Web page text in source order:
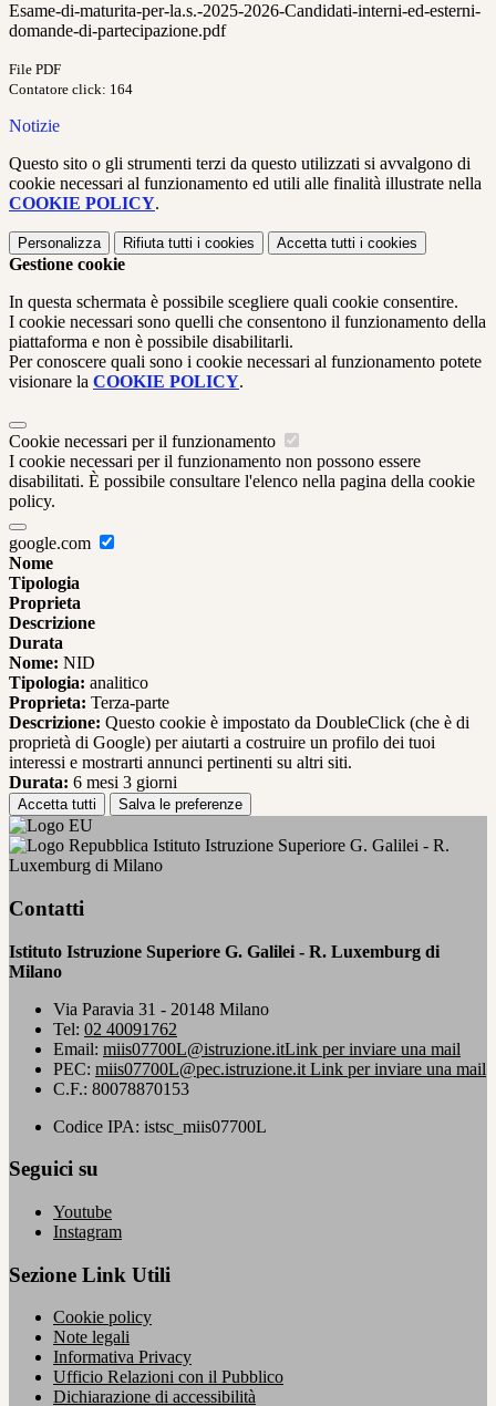
Esame-di-maturita-per-la.s.-2025-2026-Candidati-interni-ed-esterni-
domande-di-partecipazione.pdf
File PDF
Contatore click: 164
Notizie
Questo sito o gli strumenti terzi da questo utilizzati si avvalgono di
cookie necessari al funzionamento ed utili alle finalità illustrate nella
COOKIE POLICY.
Personalizza Rifiuta tutti i cookies Accetta tutti i cookies
Gestione cookie
In questa schermata è possibile scegliere quali cookie consentire.
I cookie necessari sono quelli che consentono il funzionamento della
piattaforma e non è possibile disabilitarli.
Per conoscere quali sono i cookie necessari al funzionamento potete
visionare la COOKIE POLICY.
Cookie necessari per il funzionamento
I cookie necessari per il funzionamento non possono essere
disabilitati. È possibile consultare l'elenco nella pagina della cookie
policy.
google.com
Nome
Tipologia
Proprieta
Descrizione
Durata
Nome: NID
Tipologia: analitico
Proprieta: Terza-parte
Descrizione: Questo cookie è impostato da DoubleClick (che è di
proprietà di Google) per aiutarti a costruire un profilo dei tuoi
interessi e mostrarti annunci pertinenti su altri siti.
Durata: 6 mesi 3 giorni
Accetta tutti Salva le preferenze
Istituto Istruzione Superiore G. Galilei - R.
Luxemburg di Milano
Contatti
Istituto Istruzione Superiore G. Galilei - R. Luxemburg di
Milano
Via Paravia 31 - 20148 Milano
Tel: 02 40091762
Email: miis07700L@istruzione.itLink per inviare una mail
PEC: miis07700L@pec.istruzione.it Link per inviare una mail
C.F.: 80078870153
Codice IPA: istsc_miis07700L
Seguici su
Youtube
Instagram
Sezione Link Utili
Cookie policy
Note legali
Informativa Privacy
Ufficio Relazioni con il Pubblico
Dichiarazione di accessibilità